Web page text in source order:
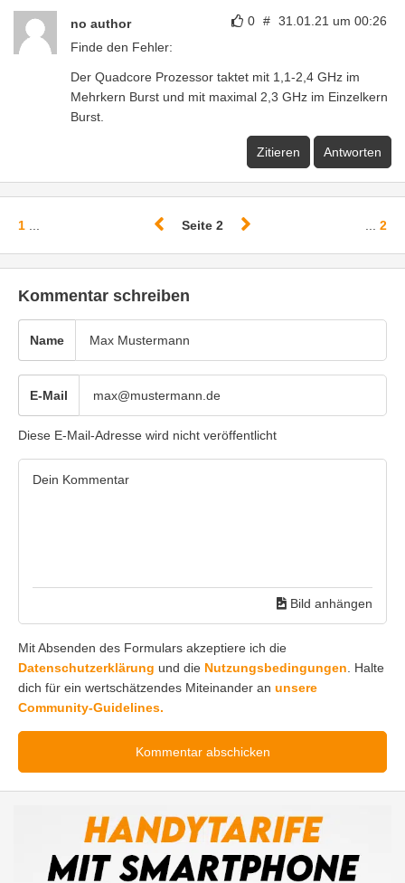
0 # 31.01.21 um 00:26
no author
Finde den Fehler:
Der Quadcore Prozessor taktet mit 1,1-2,4 GHz im
Mehrkern Burst und mit maximal 2,3 GHz im Einzelkern
Burst.
Zitieren Antworten
1 2
Seite 2
Kommentar schreiben
Name
E-Mail
Diese E-Mail-Adresse wird nicht veröffentlicht
Bild anhängen
Mit Absenden des Formulars akzeptiere ich die
Datenschutzerklärung und die Nutzungsbedingungen . Halte
dich für ein wertschätzendes Miteinander an unsere
Community-Guidelines.